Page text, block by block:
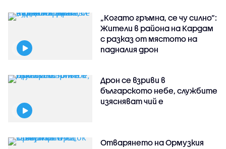
„Когато гръмна, се чу силно“:
Жители в района на Кардам
с разказ от мястото на
падналия дрон
Дрон се взриви в
българското небе, службите
изясняват чий е
Отварянето на Ормузкия